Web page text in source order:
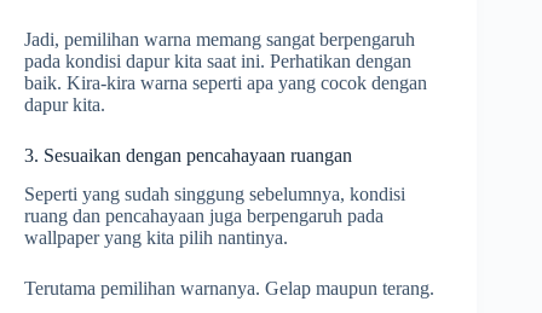
Jadi, pemilihan warna memang sangat berpengaruh
pada kondisi dapur kita saat ini. Perhatikan dengan
baik. Kira-kira warna seperti apa yang cocok dengan
dapur kita.
3. Sesuaikan dengan pencahayaan ruangan
Seperti yang sudah singgung sebelumnya, kondisi
ruang dan pencahayaan juga berpengaruh pada
wallpaper yang kita pilih nantinya.
Terutama pemilihan warnanya. Gelap maupun terang.